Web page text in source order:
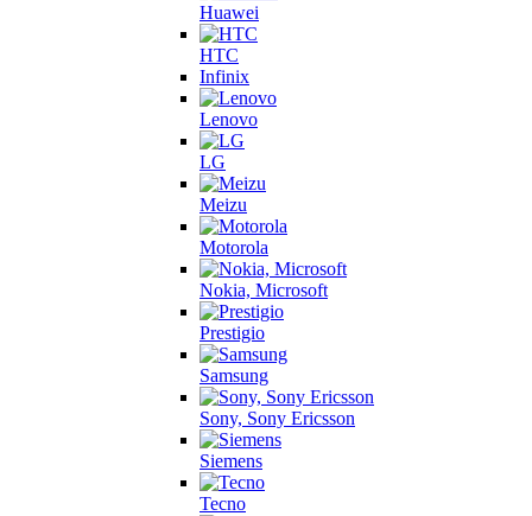
Huawei
HTC
Infinix
Lenovo
LG
Meizu
Motorola
Nokia, Microsoft
Prestigio
Samsung
Sony, Sony Ericsson
Siemens
Tecno